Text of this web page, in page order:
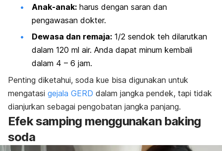
Anak-anak: harus dengan saran dan
pengawasan dokter.
Dewasa dan remaja: 1/2 sendok teh dilarutkan
dalam 120 ml air. Anda dapat minum kembali
dalam 4 – 6 jam.
Penting diketahui, soda kue bisa digunakan untuk
mengatasi gejala GERD dalam jangka pendek, tapi tidak
dianjurkan sebagai pengobatan jangka panjang.
Efek samping menggunakan baking
soda